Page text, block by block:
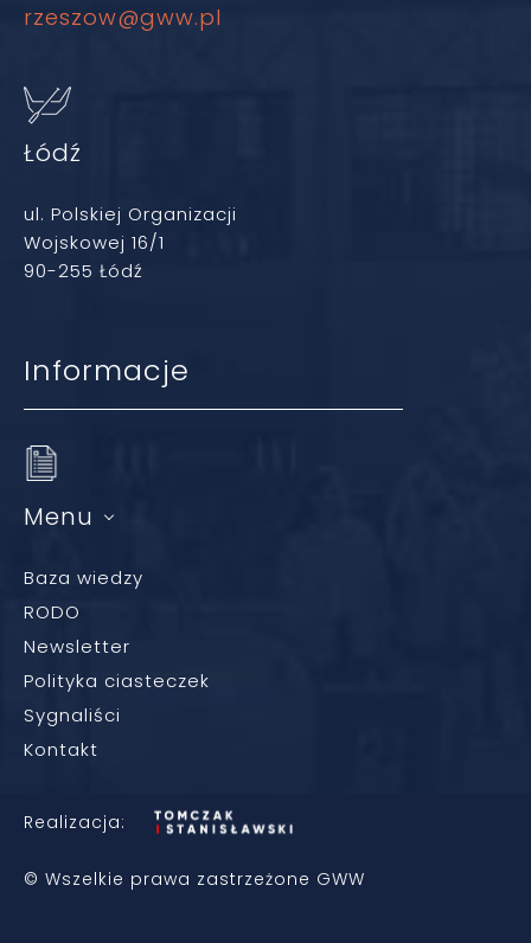
rzeszow@gww.pl
Łódź
ul. Polskiej Organizacji
Wojskowej 16/1
90-255 Łódź
Informacje
Menu
Baza wiedzy
RODO
Newsletter
Polityka ciasteczek
Sygnaliści
Kontakt
Realizacja:
© Wszelkie prawa zastrzeżone GWW